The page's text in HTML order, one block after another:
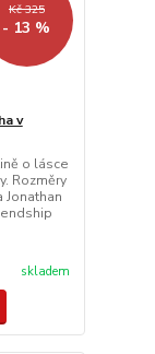
Kč 325
- 13 %
v
o lásce
Rozměry
skladem